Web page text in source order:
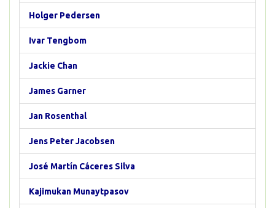
Holger Pedersen
Ivar Tengbom
Jackie Chan
James Garner
Jan Rosenthal
Jens Peter Jacobsen
José Martín Cáceres Silva
Kajimukan Munaytpasov